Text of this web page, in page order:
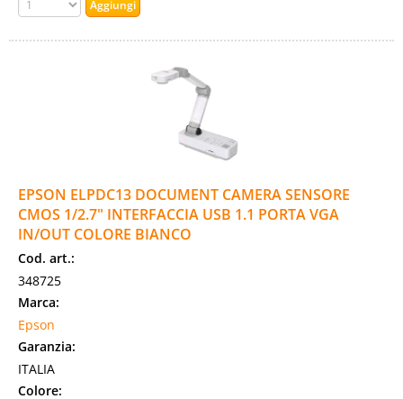
EPSON ELPDC13 DOCUMENT CAMERA SENSORE
CMOS 1/2.7" INTERFACCIA USB 1.1 PORTA VGA
IN/OUT COLORE BIANCO
Cod. art.:
348725
Marca:
Epson
Garanzia:
ITALIA
Colore: